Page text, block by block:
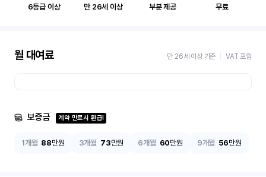
6등급 이상 만 26세 이상 부분 제공 무료
월 대여료 만 26세 이상 기준 VAT 포함
보증금 계약 만료시 환급!
1개월 88만원 3개월 73만원 6개월 60만원 9개월 56만원